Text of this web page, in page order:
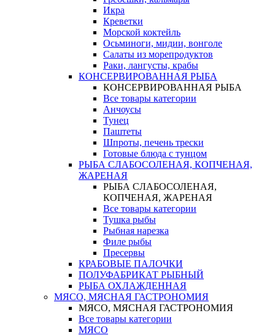
Икра
Креветки
Морской коктейль
Осьминоги, мидии, вонголе
Салаты из морепродуктов
Раки, лангусты, крабы
КОНСЕРВИРОВАННАЯ РЫБА
КОНСЕРВИРОВАННАЯ РЫБА
Все товары категории
Анчоусы
Тунец
Паштеты
Шпроты, печень трески
Готовые блюда с тунцом
РЫБА СЛАБОСОЛЕНАЯ, КОПЧЕНАЯ,
ЖАРЕНАЯ
РЫБА СЛАБОСОЛЕНАЯ,
КОПЧЕНАЯ, ЖАРЕНАЯ
Все товары категории
Тушка рыбы
Рыбная нарезка
Филе рыбы
Пресервы
КРАБОВЫЕ ПАЛОЧКИ
ПОЛУФАБРИКАТ РЫБНЫЙ
РЫБА ОХЛАЖДЕННАЯ
МЯСО, МЯСНАЯ ГАСТРОНОМИЯ
МЯСО, МЯСНАЯ ГАСТРОНОМИЯ
Все товары категории
МЯСО